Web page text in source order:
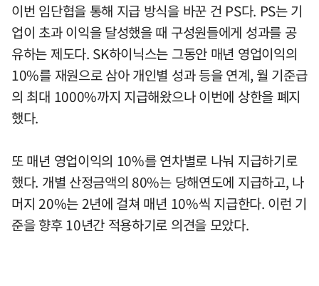
이번 임단협을 통해 지급 방식을 바꾼 건 PS다. PS는 기
업이 초과 이익을 달성했을 때 구성원들에게 성과를 공
유하는 제도다. SK하이닉스는 그동안 매년 영업이익의
10%를 재원으로 삼아 개인별 성과 등을 연계, 월 기준급
의 최대 1000%까지 지급해왔으나 이번에 상한을 폐지
했다.
또 매년 영업이익의 10%를 연차별로 나눠 지급하기로
했다. 개별 산정금액의 80%는 당해연도에 지급하고, 나
머지 20%는 2년에 걸쳐 매년 10%씩 지급한다. 이런 기
준을 향후 10년간 적용하기로 의견을 모았다.